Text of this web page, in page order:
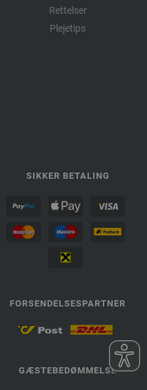
Rettelser
Plejetips
SIKKER BETALING
FORSENDELSESPARTNER
GÆSTEBEDØMMELSE